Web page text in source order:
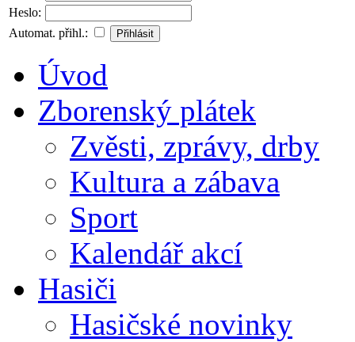
Heslo:
Automat. přihl.:
Úvod
Zborenský plátek
Zvěsti, zprávy, drby
Kultura a zábava
Sport
Kalendář akcí
Hasiči
Hasičské novinky